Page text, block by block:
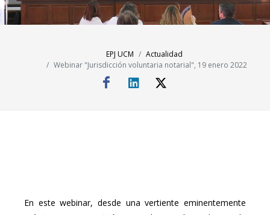
EPJ UCM
Actualidad
Webinar "Jurisdicción voluntaria notarial", 19 enero 2022
En este webinar, desde una vertiente eminentemente